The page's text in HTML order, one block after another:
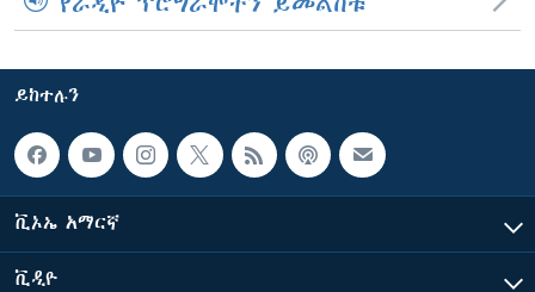
ይከተሉን
ቪኦኤ አማርኛ
ቪዲዮ